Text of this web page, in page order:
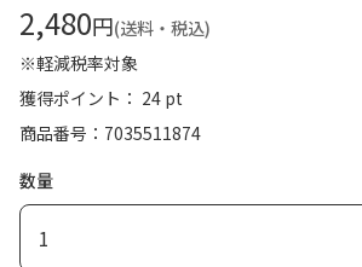
2,480円(送料・税込)
※軽減税率対象
獲得ポイント： 24 pt
商品番号
7035511874
数量
1